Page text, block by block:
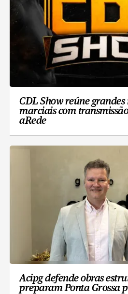
CDL Show reúne grandes
marciais com
aRede
Acipg defende obras
preparam Ponta Grossa